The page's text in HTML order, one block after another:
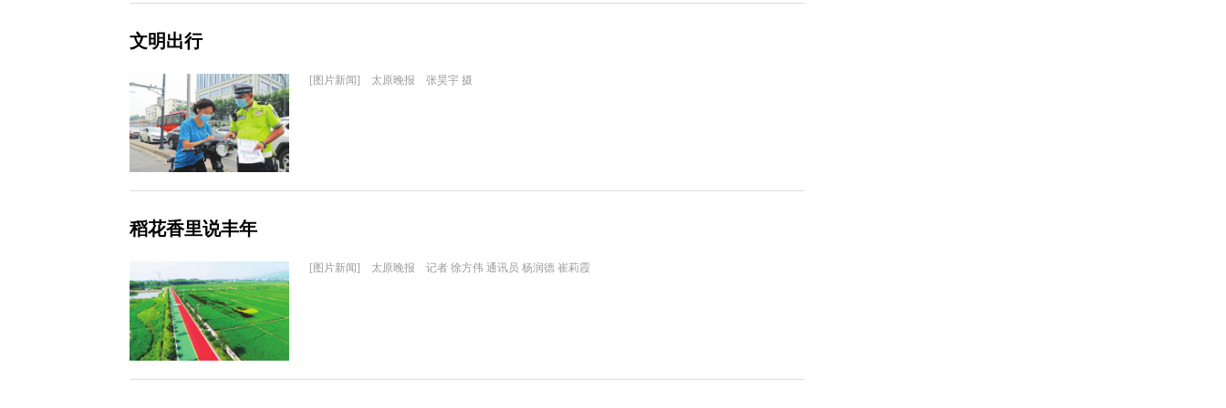
文明出行
[图片新闻] 太原晚报 张昊宇 摄
稻花香里说丰年
[图片新闻] 太原晚报 记者 徐方伟 通讯员 杨润德 崔莉霞